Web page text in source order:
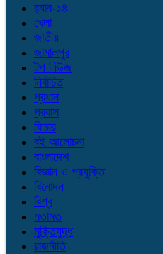
র‌্যাব-১৪
খেলা
জাতীয়
জামালপুর
টপ নিউজ
নির্বাচিত
প্রধান
প্রবাস
ফিচার
বই আলোচনা
বাংলাদেশ
বিজ্ঞান ও প্রযুক্তি
বিনোদন
বিশ্ব
মতামত
মুক্তিযুদ্ধ
রাজনীতি